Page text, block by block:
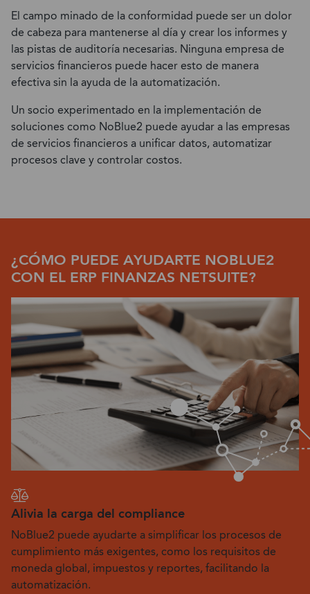
El campo minado de la conformidad puede ser un dolor
de cabeza para mantenerse al día y crear los informes y
las pistas de auditoría necesarias. Ninguna empresa de
servicios financieros puede hacer esto de manera
efectiva sin la ayuda de la automatización.
Un socio experimentado en la implementación de
soluciones como NoBlue2 puede ayudar a las empresas
de servicios financieros a unificar datos, automatizar
procesos clave y controlar costos.
¿CÓMO PUEDE AYUDARTE NOBLUE2
CON EL ERP FINANZAS NETSUITE?
Alivia la carga del compliance
NoBlue2 puede ayudarte a simplificar los procesos de
cumplimiento más exigentes, como los requisitos de
moneda global, impuestos y reportes, facilitando la
automatización.